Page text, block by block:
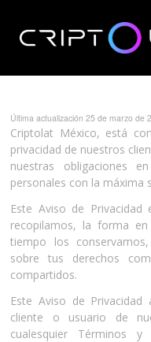
Última actualización 25 de marzo de
Criptolat México, está
privacidad de nuestros
nuestras obligaciones
personales con la máxima
Este Aviso de Privacidad
recopilamos, la forma
tiempo los
sobre tus derechos
compartidos.
Este Aviso de
cliente o usuario de
cualesquier Términos